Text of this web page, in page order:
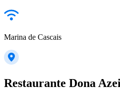
Marina de Cascais
Restaurante Dona